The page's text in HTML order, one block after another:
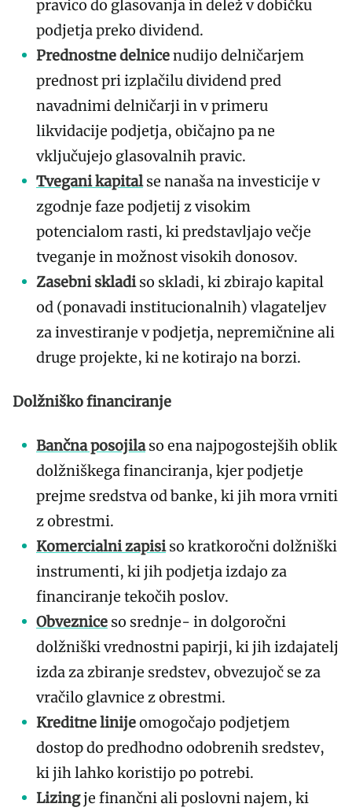
pravico do glasovanja in delež v dobičku
podjetja preko dividend.
Prednostne delnicenudijo delničarjem
prednost pri izplačilu dividend pred
navadnimi delničarji in v primeru
likvidacije podjetja, običajno pa ne
vključujejo glasovalnih pravic.
Tvegani kapitalse nanaša na investicije v
zgodnje faze podjetij z visokim
potencialom rasti, ki predstavljajo večje
tveganje in možnost visokih donosov.
Zasebni skladiso skladi, ki zbirajo kapital
od (ponavadi institucionalnih) vlagateljev
za investiranje v podjetja, nepremičnine ali
druge projekte, ki ne kotirajo na borzi.
Dolžniško financiranje
Bančna posojilaso ena najpogostejših oblik
dolžniškega financiranja, kjer podjetje
prejme sredstva od banke, ki jih mora vrniti
z obrestmi.
Komercialni zapisiso kratkoročni dolžniški
instrumenti, ki jih podjetja izdajo za
financiranje tekočih poslov.
Obveznice so srednje- in dolgoročni
dolžniški vrednostni papirji, ki jih izdajatelj
izda za zbiranje sredstev, obvezujoč se za
vračilo glavnice z obrestmi.
Kreditne linijeomogočajo podjetjem
dostop do predhodno odobrenih sredstev,
ki jih lahko koristijo po potrebi.
Lizingje finančni ali poslovni najem, ki